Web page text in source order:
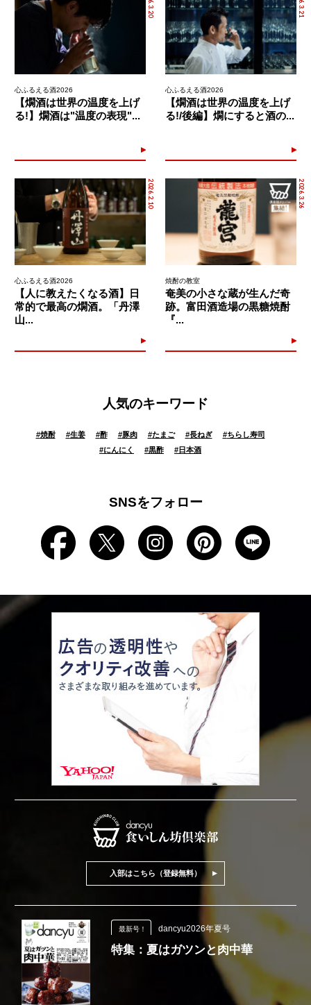
心ふるえる酒2026
【燗酒は世界の温度を上げ
る!】燗酒は"温度の表現"...
心ふるえる酒2026
【燗酒は世界の温度を上げ
る!/後編】燗にすると酒の...
2026.2.10
心ふるえる酒2026
【人に教えたくなる酒】日
常的で最高の燗酒。「丹澤
山...
2026.3.26
焼酎の教室
奄美の小さな蔵が生んだ奇
跡。富田酒造場の黒糖焼酎
『...
人気のキーワード
#焼酎 #生姜 #酢 #豚肉 #たまご #長ねぎ #ちらし寿司
#にんにく #黒酢 #日本酒
SNSをフォロー
入部はこちら（登録無料）
最新号！ dancyu2026年夏号
特集：夏はガツンと肉中華